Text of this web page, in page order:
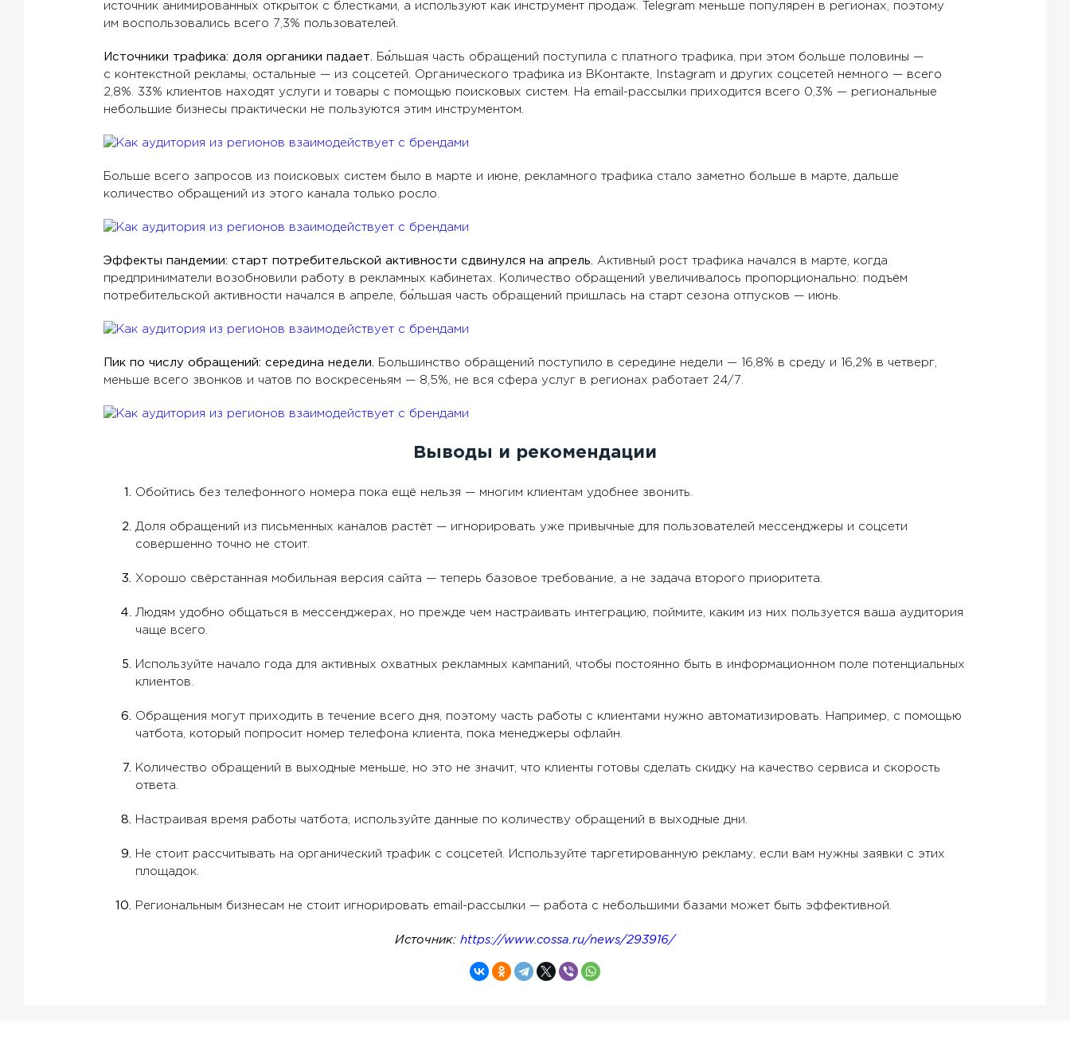
источник анимированных открыток с блестками, а используют как инструмент продаж. Telegram меньше популярен в регионах, поэтому
им воспользовались всего 7,3% пользователей.
Источники трафика: доля органики падает.
Бо́льшая часть обращений поступила с платного трафика, при этом больше половины —
с контекстной рекламы, остальные — из соцсетей. Органического трафика из ВКонтакте, Instagram и других соцсетей немного — всего
2,8%. 33% клиентов находят услуги и товары с помощью поисковых систем. На email-рассылки приходится всего 0,3% — региональные
небольшие бизнесы практически не пользуются этим инструментом.
Больше всего запросов из поисковых систем было в марте и июне, рекламного трафика стало заметно больше в марте, дальше
количество обращений из этого канала только росло.
Эффекты пандемии: старт потребительской активности сдвинулся на апрель.
Активный рост трафика начался в марте, когда
предприниматели возобновили работу в рекламных кабинетах. Количество обращений увеличивалось пропорционально: подъём
потребительской активности начался в апреле, бо́льшая часть обращений пришлась на старт сезона отпусков — июнь.
Пик по числу обращений: середина недели.
Большинство обращений поступило в середине недели — 16,8% в среду и 16,2% в четверг,
меньше всего звонков и чатов по воскресеньям — 8,5%, не вся сфера услуг в регионах работает 24/7.
Выводы и рекомендации
Обойтись без телефонного номера пока ещё нельзя — многим клиентам удобнее звонить.
Доля обращений из письменных каналов растёт — игнорировать уже привычные для пользователей мессенджеры и соцсети
совершенно точно не стоит.
Хорошо свёрстанная мобильная версия сайта — теперь базовое требование, а не задача второго приоритета.
Людям удобно общаться в мессенджерах, но прежде чем настраивать интеграцию, поймите, каким из них пользуется ваша аудитория
чаще всего.
Используйте начало года для активных охватных рекламных кампаний, чтобы постоянно быть в информационном поле потенциальных
клиентов.
Обращения могут приходить в течение всего дня, поэтому часть работы с клиентами нужно автоматизировать. Например, с помощью
чатбота, который попросит номер телефона клиента, пока менеджеры офлайн.
Количество обращений в выходные меньше, но это не значит, что клиенты готовы сделать скидку на качество сервиса и скорость
ответа.
Настраивая время работы чатбота, используйте данные по количеству обращений в выходные дни.
Не стоит рассчитывать на органический трафик с соцсетей. Используйте таргетированную рекламу, если вам нужны заявки с этих
площадок.
Региональным бизнесам не стоит игнорировать email-рассылки — работа с небольшими базами может быть эффективной.
Источник: https://www.cossa.ru/news/293916/